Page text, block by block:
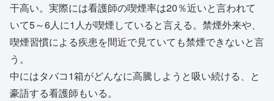
干高い。実際には看護師の喫煙率は20％近いと言われて
いて5～6人に1人が喫煙していると言える。禁煙外来や、
喫煙習慣による疾患を間近で見ていても禁煙できないと言
う。
中にはタバコ1箱がどんなに高騰しようと吸い続ける、と
豪語する看護師もいる。